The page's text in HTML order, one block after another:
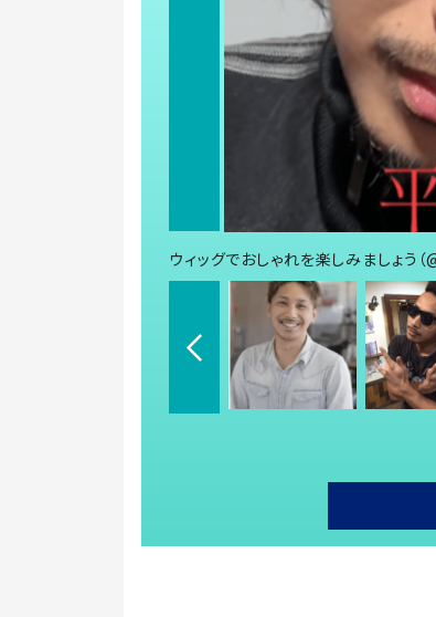
ウィッグでおしゃれを楽しみましょう